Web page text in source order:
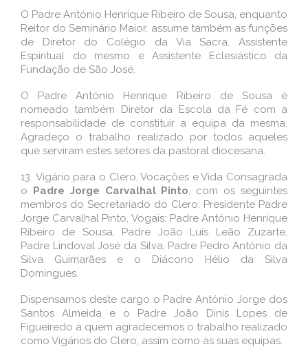
O Padre António Henrique Ribeiro de Sousa, enquanto
Reitor do Seminário Maior, assume também as funções
de Diretor do Colégio da Via Sacra, Assistente
Espiritual do mesmo e Assistente Eclesiástico da
Fundação de São José.
O Padre António Henrique Ribeiro de Sousa é
nomeado também Diretor da Escola da Fé com a
responsabilidade de constituir a equipa da mesma.
Agradeço o trabalho realizado por todos aqueles
que serviram estes setores da pastoral diocesana.
13. Vigário para o Clero, Vocações e Vida Consagrada
o
Padre Jorge Carvalhal Pinto, com os seguintes
membros do Secretariado do Clero: Presidente Padre
Jorge Carvalhal Pinto, Vogais: Padre António Henrique
Ribeiro de Sousa, Padre João Luís Leão Zuzarte,
Padre Lindoval José da Silva, Padre Pedro António da
Silva Guimarães e o Diácono Hélio da Silva
Domingues.
Dispensamos deste cargo o Padre António Jorge dos
Santos Almeida e o Padre João Dinis Lopes de
Figueiredo a quem agradecemos o trabalho realizado
como Vigários do Clero, assim como às suas equipas.